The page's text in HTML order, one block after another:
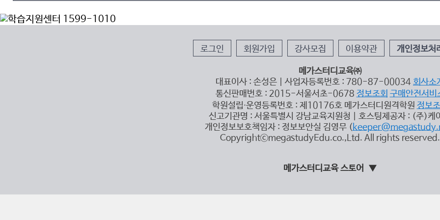
로그인 회원가입 강사모집 이용약관 개인정보처
메가스터디교육㈜
대표이사 : 손성은 | 사업자등록번호 : 780-87-00034 회사소
통신판매번호 : 2015-서울서초-0678 정보조회 구매안전서비
학원설립∙운영등록번호 : 제10176호 메가스터디원격학원 정보
신고기관명 : 서울특별시 강남교육지원청 | 호스팅제공자 : (주)케
개인정보보호책임자 : 정보보안실 김영무 (
CopyrightⓒmegastudyEdu.co.,Ltd. All rights reserved.
메가스터디교육 스토어